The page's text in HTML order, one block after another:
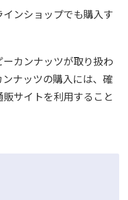
ンショップでも購入す
カンナッツが取り扱わ
ナッツの購入には、確
サイトを利用すること